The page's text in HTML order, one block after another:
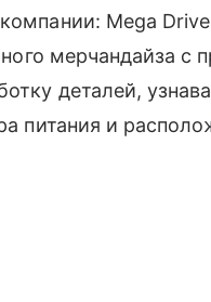
Mega
мерчандайза
деталей,
питания и